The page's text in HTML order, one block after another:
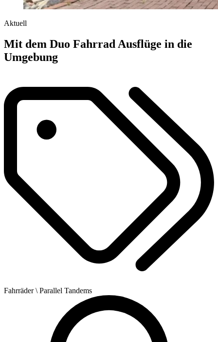
Aktuell
Mit dem Duo Fahrrad Ausflüge in die
Umgebung
Fahrräder\ Parallel Tandems